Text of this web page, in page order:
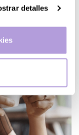
metros
activamente
(huellas
procesan sus
en la
detalles